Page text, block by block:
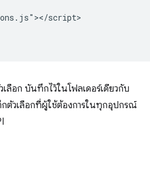
script>
ลือก บันทึกไว้ในโฟลเดอร์เดียวกับ
ตัวเลือกที่ผู้ใช้ต้องการในทุกอุปกรณ์